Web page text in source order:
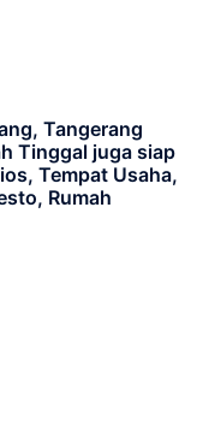
Tangerang
Tinggal juga siap
Tempat Usaha,
Rumah